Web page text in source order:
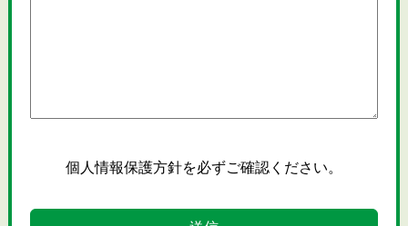
個人情報保護方針を必ずご確認ください。